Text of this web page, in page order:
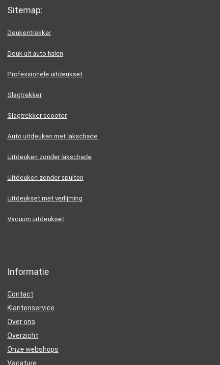
Sitemap:
Deukentrekker
Deuk uit auto halen
Professionele uitdeukset
Slagtrekker
Slagtrekker scooter
Auto uitdeuken met lakschade
Uitdeuken zonder lakschade
Uitdeuken zonder spuiten
Uitdeukset met verlijming
Vacuum uitdeukset
Informatie
Contact
Klantenservice
Over ons
Overzicht
Onze webshops
Vacature